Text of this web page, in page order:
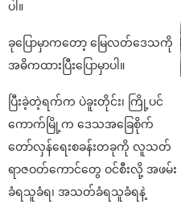
ပါ။
ခုပြောမှာကတော့ မြေလတ်ဒေသကို
အဓိကထားပြီးပြောမှာပါ။
ပြီးခဲ့တဲ့ရက်က ပဲခူးတိုင်း၊ ကြို့ပင်
ကောက်မြို့က ဒေသအခြေစိုက်
တော်လှန်ရေးစခန်းတခုကို လူသတ်
ရာဇဝတ်ကောင်တွေ ဝင်စီးလို့ အဖမ်း
ခံရသူခံရ၊ အသတ်ခံရသူခံရနဲ့